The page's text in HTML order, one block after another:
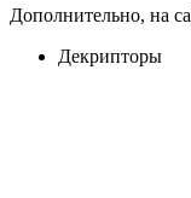
Дополнительно, на